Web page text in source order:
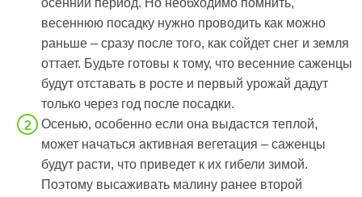
осенний период. Но необходимо помнить,
весеннюю посадку нужно проводить как можно
раньше – сразу после того, как сойдет снег и земля
оттает. Будьте готовы к тому, что весенние саженцы
будут отставать в росте и первый урожай дадут
только через год после посадки.
Осенью, особенно если она выдастся теплой,
может начаться активная вегетация – саженцы
будут расти, что приведет к их гибели зимой.
Поэтому высаживать малину ранее второй